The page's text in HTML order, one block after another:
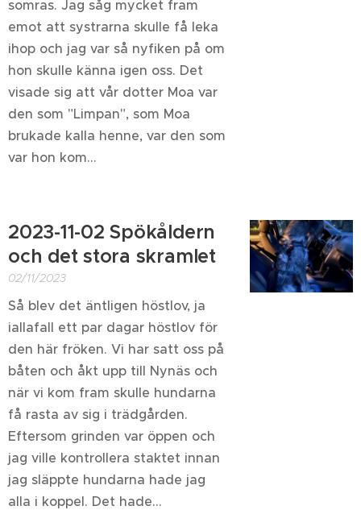
somras. Jag såg mycket fram
emot att systrarna skulle få leka
ihop och jag var så nyfiken på om
hon skulle känna igen oss. Det
visade sig att vår dotter Moa var
den som "Limpan", som Moa
brukade kalla henne, var den som
var hon kom...
2023-11-02 Spökåldern
och det stora skramlet
02/11/2023
Så blev det äntligen höstlov, ja
iallafall ett par dagar höstlov för
den här fröken. Vi har satt oss på
båten och åkt upp till Nynäs och
när vi kom fram skulle hundarna
få rasta av sig i trädgården.
Eftersom grinden var öppen och
jag ville kontrollera staktet innan
jag släppte hundarna hade jag
alla i koppel. Det hade...